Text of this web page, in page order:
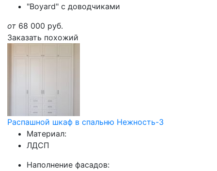
"Boyard" с доводчиками
от 68 000 руб.
Заказать похожий
Распашной шкаф в спальню Нежность-3
Материал:
ЛДСП
Наполнение фасадов: